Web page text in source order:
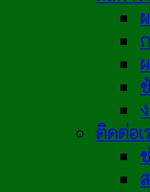
ติดต่อเ